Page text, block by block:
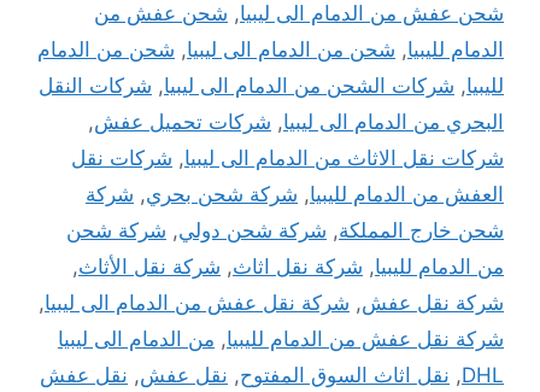
شحن عفش من الدمام الى ليبيا, شحن عفش من
الدمام لليبيا, شحن من الدمام الى ليبيا, شحن من الدمام
لليبيا, شركات الشحن من الدمام الى ليبيا, شركات النقل
البحري من الدمام الى ليبيا, شركات تحميل عفش,
شركات نقل الاثاث من الدمام الى ليبيا, شركات نقل
العفش من الدمام لليبيا, شركة شحن بحري, شركة
شحن خارج المملكة, شركة شحن دولي, شركة شحن
من الدمام لليبيا, شركة نقل اثاث, شركة نقل الأثاث,
شركة نقل عفش, شركة نقل عفش من الدمام الى ليبيا,
شركة نقل عفش من الدمام لليبيا, من الدمام الى ليبيا
DHL
, نقل اثاث السوق المفتوح, نقل عفش, نقل عفش